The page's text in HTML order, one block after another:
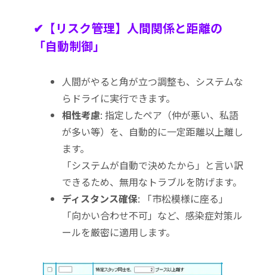
✔【リスク管理】人間関係と距離の
「自動制御」
人間がやると角が立つ調整も、システムな
らドライに実行できます。
相性考慮: 指定したペア（仲が悪い、私語
が多い等）を、自動的に一定距離以上離し
ます。
「システムが自動で決めたから」と言い訳
できるため、無用なトラブルを防げます。
ディスタンス確保: 「市松模様に座る」
「向かい合わせ不可」など、感染症対策ル
ールを厳密に適用します。